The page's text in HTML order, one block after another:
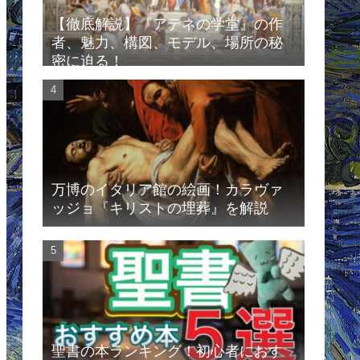
【徹底解説】『アテネの学堂』の作
者、魅力、構図、モデル、場所の秘
密に迫る！
万博のイタリア館の絵画！カラヴァ
ッジョ『キリストの埋葬』を解説
聖書の本ランキング！初心者におす